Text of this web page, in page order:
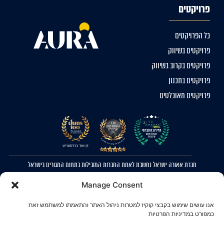
Manage Consent
אנו עושים שימוש בקבצי קוקיז למטרות ניהול האתר והתאמתו למשתמש זאת
כמפורט במדיניות הפרטיות
פרויקטים
כל הפרויקטים
פרויקטים בשיווק
פרויקטים בקרוב בשיווק
פרויקטים בתכנון
פרויקטים מאוכלסים
חברת אאורה ישראל נחשבת לאחת החברות המובילות בתחום המגורים בישראל
הצהרת נגישות